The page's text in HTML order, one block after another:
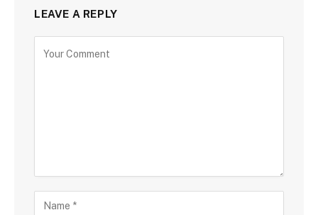
LEAVE A REPLY